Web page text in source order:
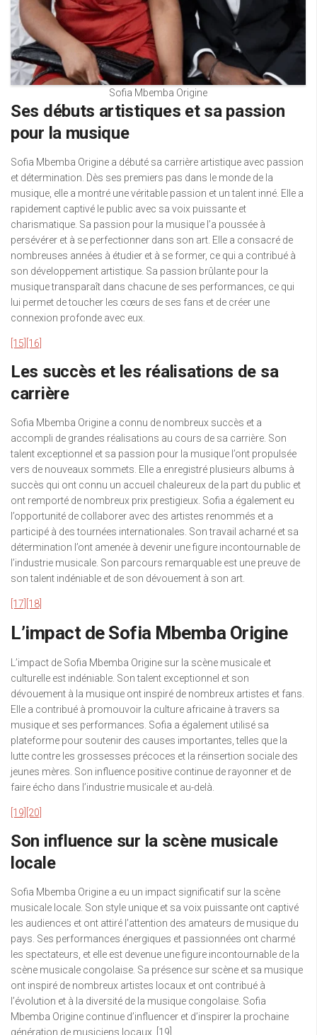
Sofia Mbemba Origine
Ses débuts artistiques et sa passion
pour la musique
Sofia Mbemba Origine a débuté sa carrière artistique avec passion
et détermination. Dès ses premiers pas dans le monde de la
musique, elle a montré une véritable passion et un talent inné. Elle a
rapidement captivé le public avec sa voix puissante et
charismatique. Sa passion pour la musique l’a poussée à
persévérer et à se perfectionner dans son art. Elle a consacré de
nombreuses années à étudier et à se former, ce qui a contribué à
son développement artistique. Sa passion brûlante pour la
musique transparaît dans chacune de ses performances, ce qui
lui permet de toucher les cœurs de ses fans et de créer une
connexion profonde avec eux.
[15] [16]
Les succès et les réalisations de sa
carrière
Sofia Mbemba Origine a connu de nombreux succès et a
accompli de grandes réalisations au cours de sa carrière. Son
talent exceptionnel et sa passion pour la musique l’ont propulsée
vers de nouveaux sommets. Elle a enregistré plusieurs albums à
succès qui ont connu un accueil chaleureux de la part du public et
ont remporté de nombreux prix prestigieux. Sofia a également eu
l’opportunité de collaborer avec des artistes renommés et a
participé à des tournées internationales. Son travail acharné et sa
détermination l’ont amenée à devenir une figure incontournable de
l’industrie musicale. Son parcours remarquable est une preuve de
son talent indéniable et de son dévouement à son art.
[17] [18]
L’impact de Sofia Mbemba Origine
L’impact de Sofia Mbemba Origine sur la scène musicale et
culturelle est indéniable. Son talent exceptionnel et son
dévouement à la musique ont inspiré de nombreux artistes et fans.
Elle a contribué à promouvoir la culture africaine à travers sa
musique et ses performances. Sofia a également utilisé sa
plateforme pour soutenir des causes importantes, telles que la
lutte contre les grossesses précoces et la réinsertion sociale des
jeunes mères. Son influence positive continue de rayonner et de
faire écho dans l’industrie musicale et au-delà.
[19] [20]
Son influence sur la scène musicale
locale
Sofia Mbemba Origine a eu un impact significatif sur la scène
musicale locale. Son style unique et sa voix puissante ont captivé
les audiences et ont attiré l’attention des amateurs de musique du
pays. Ses performances énergiques et passionnées ont charmé
les spectateurs, et elle est devenue une figure incontournable de la
scène musicale congolaise. Sa présence sur scène et sa musique
ont inspiré de nombreux artistes locaux et ont contribué à
l’évolution et à la diversité de la musique congolaise. Sofia
Mbemba Origine continue d’influencer et d’inspirer la prochaine
génération de musiciens locaux. [19]